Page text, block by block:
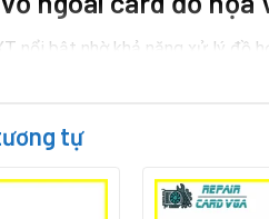
nổi bật nhờ khả năng xử lý đồ
thời gian dễ xuống cấp: trầy
tự